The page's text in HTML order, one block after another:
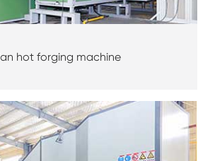
hot forging machine